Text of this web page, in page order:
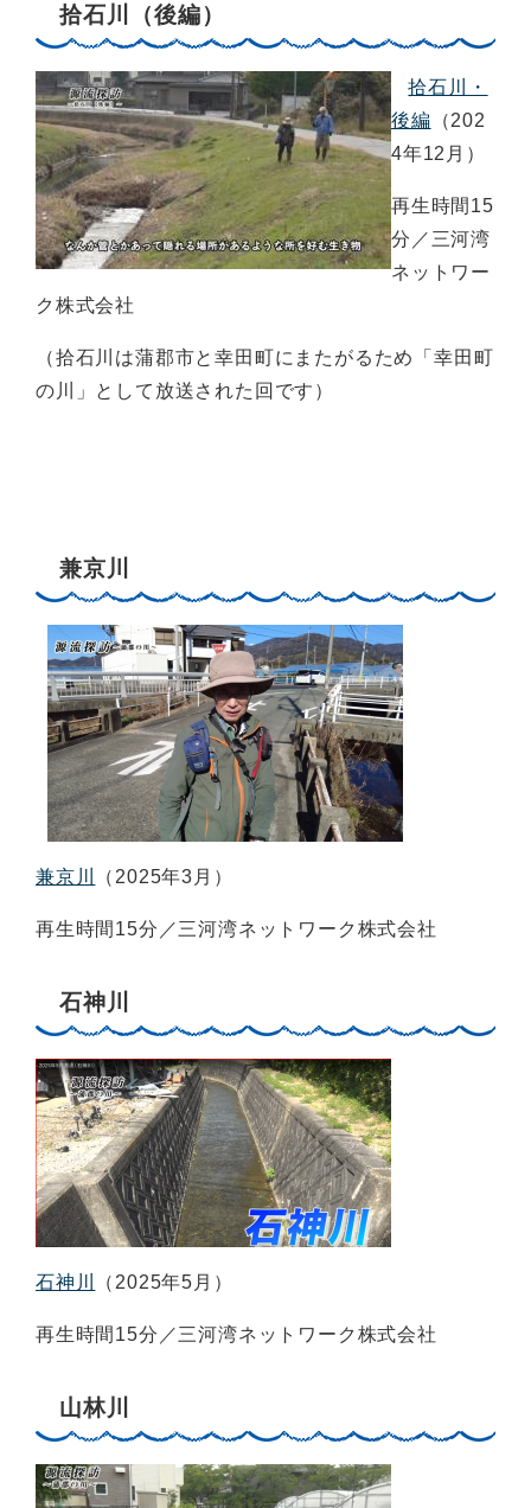
拾石川（後編）
拾石川・
後編 （202
4年12月）
再生時間15
分／三河湾
ネットワー
ク株式会社
（拾石川は蒲郡市と幸田町にまたがるため「幸田町
の川」として放送された回です）
兼京川
兼京川 （2025年3月）
再生時間15分／三河湾ネットワーク株式会社
石神川
石神川 （2025年5月）
再生時間15分／三河湾ネットワーク株式会社
山林川